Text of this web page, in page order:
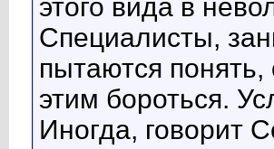
этого вида в
Специалисты,
пытаются понять,
этим бороться.
Иногда, говорит